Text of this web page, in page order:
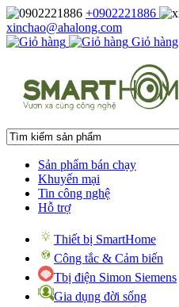
+0902221886
xinchao@ahalong.com
Giỏ hàng
Sản phẩm bán chạy
Khuyến mại
Tin công nghệ
Hỗ trợ
Thiết bị SmartHome
Công tắc & Cảm biến
Tbị điện Simon Siemens
Gia dụng đời sống